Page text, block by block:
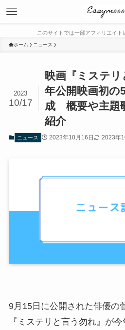
このサイトでは一部アフィリエイト
ホーム ニュース
映画『ミステ
年公開映画初の
成 概要や主題
紹介
2023
10/17
ニュース 2023年10月16日 2023年
9月15日に公開された俳優の
『ミステリと言う勿れ』が